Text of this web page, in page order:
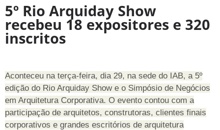
5º Rio Arquiday Show
recebeu 18 expositores e 320
inscritos
Aconteceu na terça-feira, dia 29, na sede do IAB, a 5º
edição do Rio Arquiday Show e o Simpósio de Negócios
em Arquitetura Corporativa. O evento contou com a
participação de arquitetos, construtoras, clientes finais
corporativos e grandes escritórios de arquitetura